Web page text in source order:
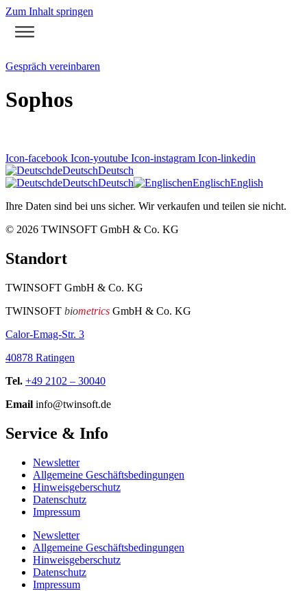
Zum Inhalt springen
Gespräch vereinbaren
Sophos
Icon-facebook Icon-youtube Icon-instagram Icon-linkedin
deDeutschDeutsch
deDeutschDeutsch enEnglischEnglish
Ihre Daten sind bei uns sicher. Wir verkaufen und teilen sie nicht.
© 2026 TWINSOFT GmbH & Co. KG
Standort
TWINSOFT GmbH & Co. KG
TWINSOFT biometrics GmbH & Co. KG
Calor-Emag-Str. 3
40878 Ratingen
Tel. +49 2102 – 30040
Email info@twinsoft.de
Service & Info
Newsletter
Allgemeine Geschäftsbedingungen
Hinweisgeberschutz
Datenschutz
Impressum
Newsletter
Allgemeine Geschäftsbedingungen
Hinweisgeberschutz
Datenschutz
Impressum